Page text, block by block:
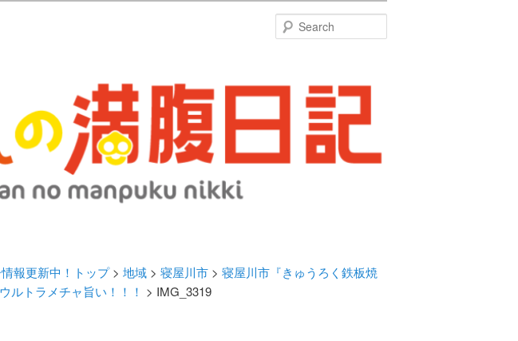
木・吹田・
報更新中！
報更新中！トップ> 地域> 寝屋川市> 寝屋川市『きゅうろく鉄板焼
ルトラメチャ旨い！！！ > IMG_3319